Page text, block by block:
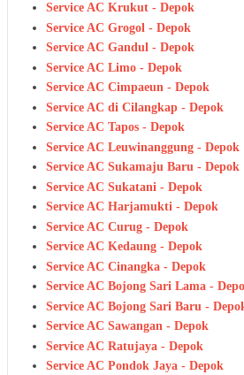
Service AC Krukut - Depok
Service AC Grogol - Depok
Service AC Gandul - Depok
Service AC Limo - Depok
Service AC Cimpaeun - Depok
Service AC di Cilangkap - Depok
Service AC Tapos - Depok
Service AC Leuwinanggung - Depok
Service AC Sukamaju Baru - Depok
Service AC Sukatani - Depok
Service AC Harjamukti - Depok
Service AC Curug - Depok
Service AC Kedaung - Depok
Service AC Cinangka - Depok
Service AC Bojong Sari Lama -
Service AC Bojong Sari Baru -
Service AC Sawangan - Depok
Service AC Ratujaya - Depok
Service AC Pondok Jaya - Depok